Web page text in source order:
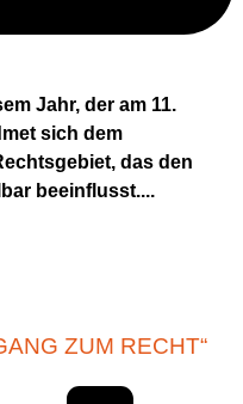
Jahr, der am 11.
sich dem
das den
beeinflusst....
ZUM RECHT“